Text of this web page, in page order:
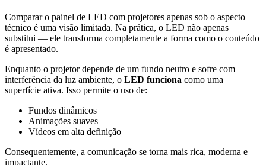
Comparar o painel de LED com projetores apenas sob o aspecto
técnico é uma visão limitada. Na prática, o LED não apenas
substitui — ele transforma completamente a forma como o conteúdo
é apresentado.
Enquanto o projetor depende de um fundo neutro e sofre com
interferência da luz ambiente, o LED funciona como uma
superfície ativa. Isso permite o uso de:
Fundos dinâmicos
Animações suaves
Vídeos em alta definição
Consequentemente, a comunicação se torna mais rica, moderna e
impactante.